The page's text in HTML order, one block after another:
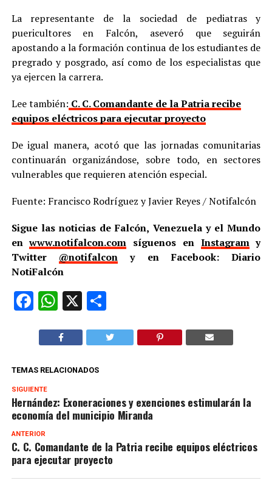
La representante de la sociedad de pediatras y
puericultores en Falcón, aseveró que seguirán
apostando a la formación continua de los estudiantes de
pregrado y posgrado, así como de los especialistas que
ya ejercen la carrera.
Lee también: C. C. Comandante de la Patria recibe
equipos eléctricos para ejecutar proyecto
De igual manera, acotó que las jornadas comunitarias
continuarán organizándose, sobre todo, en sectores
vulnerables que requieren atención especial.
Fuente: Francisco Rodríguez y Javier Reyes / Notifalcón
Sigue las noticias de Falcón, Venezuela y el Mundo
enwww.notifalcon.com síguenos en Instagramy
Twitter @notifalcon y en Facebook: Diario
NotiFalcón
Facebook
WhatsApp
X Compartir
TEMAS RELACIONADOS
SIGUIENTE
Hernández: Exoneraciones y exenciones estimularán la
economía del municipio Miranda
ANTERIOR
C. C. Comandante de la Patria recibe equipos eléctricos
para ejecutar proyecto